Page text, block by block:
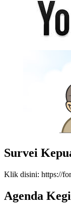
Survei
Klik disini: https://
Agenda